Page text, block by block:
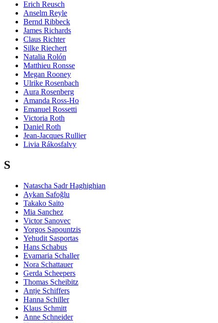
Erich Reusch
Anselm Reyle
Bernd Ribbeck
James Richards
Claus Richter
Silke Riechert
Natalia Rolón
Matthieu Ronsse
Megan Rooney
Ulrike Rosenbach
Aura Rosenberg
Amanda Ross-Ho
Emanuel Rossetti
Victoria Roth
Daniel Roth
Jean-Jacques Rullier
Livia Rákosfalvy
S
Natascha Sadr Haghighian
Aykan Safoğlu
Takako Saito
Mia Sanchez
Victor Sanovec
Yorgos Sapountzis
Yehudit Sasportas
Hans Schabus
Evamaria Schaller
Nora Schattauer
Gerda Scheepers
Thomas Scheibitz
Antje Schiffers
Hanna Schiller
Klaus Schmitt
Anne Schneider